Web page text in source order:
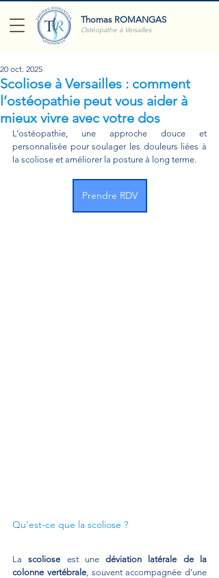
Thomas ROMANGAS
Ostéopathe à Versailles
Scoliose à Versailles : comment
l’ostéopathie peut vous aider à
mieux vivre avec votre dos
20 oct. 2025
L’ostéopathie, une approche douce et
personnalisée pour soulager les douleurs liées à
la scoliose et améliorer la posture à long terme.
Prendre RDV
Qu’est-ce que la scoliose ?
La scoliose est une déviation latérale de la
colonne vertébrale, souvent accompagnée d’une